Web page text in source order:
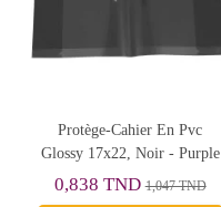
Protège-Cahier En Pvc
Glossy 17x22, Noir - Purple
0,838 TND1,047 TND